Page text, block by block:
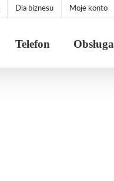
Dla biznesu Moje konto
Telefon Obsługa